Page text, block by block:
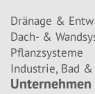
Dränage &
Dach- &
Pflanzsysteme
Industrie, Bad &
Unternehmen